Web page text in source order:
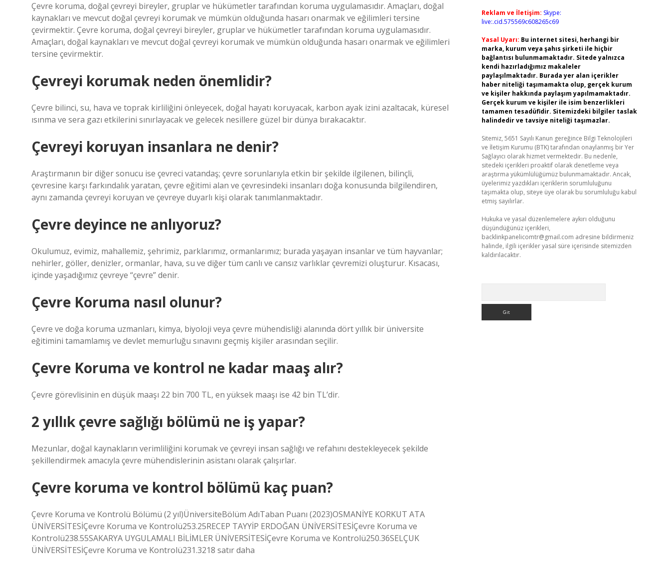
Çevre koruma, doğal çevreyi bireyler, gruplar ve hükümetler tarafından koruma uygulamasıdır. Amaçları, doğal
kaynakları ve mevcut doğal çevreyi korumak ve mümkün olduğunda hasarı onarmak ve eğilimleri tersine
çevirmektir. Çevre koruma, doğal çevreyi bireyler, gruplar ve hükümetler tarafından koruma uygulamasıdır.
Amaçları, doğal kaynakları ve mevcut doğal çevreyi korumak ve mümkün olduğunda hasarı onarmak ve eğilimleri
tersine çevirmektir.
Çevreyi korumak neden önemlidir?
Çevre bilinci, su, hava ve toprak kirliliğini önleyecek, doğal hayatı koruyacak, karbon ayak izini azaltacak, küresel
ısınma ve sera gazı etkilerini sınırlayacak ve gelecek nesillere güzel bir dünya bırakacaktır.
Çevreyi koruyan insanlara ne denir?
Araştırmanın bir diğer sonucu ise çevreci vatandaş; çevre sorunlarıyla etkin bir şekilde ilgilenen, bilinçli,
çevresine karşı farkındalık yaratan, çevre eğitimi alan ve çevresindeki insanları doğa konusunda bilgilendiren,
aynı zamanda çevreyi koruyan ve çevreye duyarlı kişi olarak tanımlanmaktadır.
Çevre deyince ne anlıyoruz?
Okulumuz, evimiz, mahallemiz, şehrimiz, parklarımız, ormanlarımız; burada yaşayan insanlar ve tüm hayvanlar;
nehirler, göller, denizler, ormanlar, hava, su ve diğer tüm canlı ve cansız varlıklar çevremizi oluşturur. Kısacası,
içinde yaşadığımız çevreye “çevre” denir.
Çevre Koruma nasıl olunur?
Çevre ve doğa koruma uzmanları, kimya, biyoloji veya çevre mühendisliği alanında dört yıllık bir üniversite
eğitimini tamamlamış ve devlet memurluğu sınavını geçmiş kişiler arasından seçilir.
Çevre Koruma ve kontrol ne kadar maaş alır?
Çevre görevlisinin en düşük maaşı 22 bin 700 TL, en yüksek maaşı ise 42 bin TL’dir.
2 yıllık çevre sağlığı bölümü ne iş yapar?
Mezunlar, doğal kaynakların verimliliğini korumak ve çevreyi insan sağlığı ve refahını destekleyecek şekilde
şekillendirmek amacıyla çevre mühendislerinin asistanı olarak çalışırlar.
Çevre koruma ve kontrol bölümü kaç puan?
Çevre Koruma ve Kontrolü Bölümü (2 yıl)ÜniversiteBölüm AdıTaban Puanı (2023)OSMANİYE KORKUT ATA
ÜNİVERSİTESİÇevre Koruma ve Kontrolü253.25RECEP TAYYİP ERDOĞAN ÜNİVERSİTESİÇevre Koruma ve
Kontrolü238.55SAKARYA UYGULAMALI BİLİMLER ÜNİVERSİTESİÇevre Koruma ve Kontrolü250.36SELÇUK
ÜNİVERSİTESİÇevre Koruma ve Kontrolü231.3218 satır daha
Reklam ve İletişim: Skype:
live:.cid.575569c608265c69
Yasal Uyarı: Bu internet sitesi, herhangi bir
marka, kurum veya şahıs şirketi ile hiçbir
bağlantısı bulunmamaktadır. Sitede yalnızca
kendi hazırladığımız makaleler
paylaşılmaktadır. Burada yer alan içerikler
haber niteliği taşımamakta olup, gerçek kurum
ve kişiler hakkında paylaşım yapılmamaktadır.
Gerçek kurum ve kişiler ile isim benzerlikleri
tamamen tesadüfidir. Sitemizdeki bilgiler taslak
halindedir ve tavsiye niteliği taşımazlar.
Sitemiz, 5651 Sayılı Kanun gereğince Bilgi Teknolojileri
ve İletişim Kurumu (BTK) tarafından onaylanmış bir Yer
Sağlayıcı olarak hizmet vermektedir. Bu nedenle,
sitedeki içerikleri proaktif olarak denetleme veya
araştırma yükümlülüğümüz bulunmamaktadır. Ancak,
üyelerimiz yazdıkları içeriklerin sorumluluğunu
taşımakta olup, siteye üye olarak bu sorumluluğu kabul
etmiş sayılırlar.
Hukuka ve yasal düzenlemelere aykırı olduğunu
düşündüğünüz içerikleri,
backlinkpanelicomtr@gmail.com adresine bildirmeniz
halinde, ilgili içerikler yasal süre içerisinde sitemizden
kaldırılacaktır.